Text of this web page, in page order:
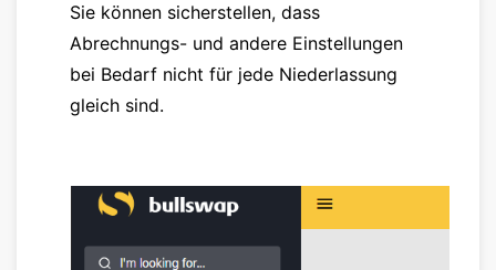
Sie können sicherstellen, dass
Abrechnungs- und andere Einstellungen
bei Bedarf nicht für jede Niederlassung
gleich sind.